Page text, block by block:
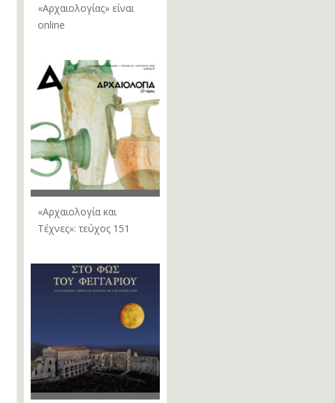
«Αρχαιολογίας» είναι
online
«Αρχαιολογία και
Τέχνες»: τεύχος 151